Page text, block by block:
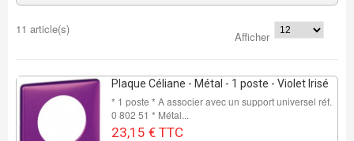
11 article(s)
Afficher
Plaque Céliane - Métal - 1 poste - Violet Irisé
* 1 poste * A associer avec un support universel réf.
0 802 51 * Métal...
23,15 € TTC